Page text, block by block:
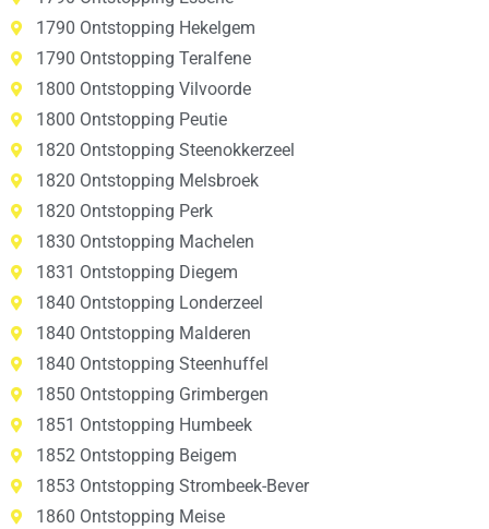
1790 Ontstopping Hekelgem
1790 Ontstopping Teralfene
1800 Ontstopping Vilvoorde
1800 Ontstopping Peutie
1820 Ontstopping Steenokkerzeel
1820 Ontstopping Melsbroek
1820 Ontstopping Perk
1830 Ontstopping Machelen
1831 Ontstopping Diegem
1840 Ontstopping Londerzeel
1840 Ontstopping Malderen
1840 Ontstopping Steenhuffel
1850 Ontstopping Grimbergen
1851 Ontstopping Humbeek
1852 Ontstopping Beigem
1853 Ontstopping Strombeek-Bever
1860 Ontstopping Meise